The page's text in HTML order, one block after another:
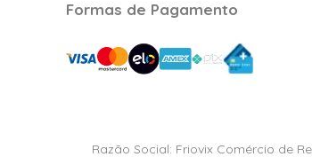
Formas de Pagamento
Razão Social: Friovix Comércio de